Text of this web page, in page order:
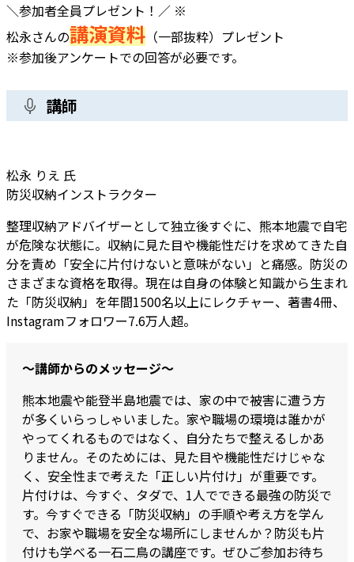
＼参加者全員プレゼント！／ ※
松永さんの講演資料 （一部抜粋）プレゼント
※参加後アンケートでの回答が必要です。
講師
松永 りえ 氏
防災収納インストラクター
整理収納アドバイザーとして独立後すぐに、熊本地震で自宅
が危険な状態に。収納に見た目や機能性だけを求めてきた自
分を責め「安全に片付けないと意味がない」と痛感。防災の
さまざまな資格を取得。現在は自身の体験と知識から生まれ
た「防災収納」を年間1500名以上にレクチャー、著書4冊、
Instagramフォロワー7.6万人超。
～講師からのメッセージ～
熊本地震や能登半島地震では、家の中で被害に遭う方
が多くいらっしゃいました。家や職場の環境は誰かが
やってくれるものではなく、自分たちで整えるしかあ
りません。そのためには、見た目や機能性だけじゃな
く、安全性まで考えた「正しい片付け」が重要です。
片付けは、今すぐ、タダで、1人でできる最強の防災で
す。今すぐできる「防災収納」の手順や考え方を学ん
で、お家や職場を安全な場所にしませんか？防災も片
付けも学べる一石二鳥の講座です。ぜひご参加お待ち